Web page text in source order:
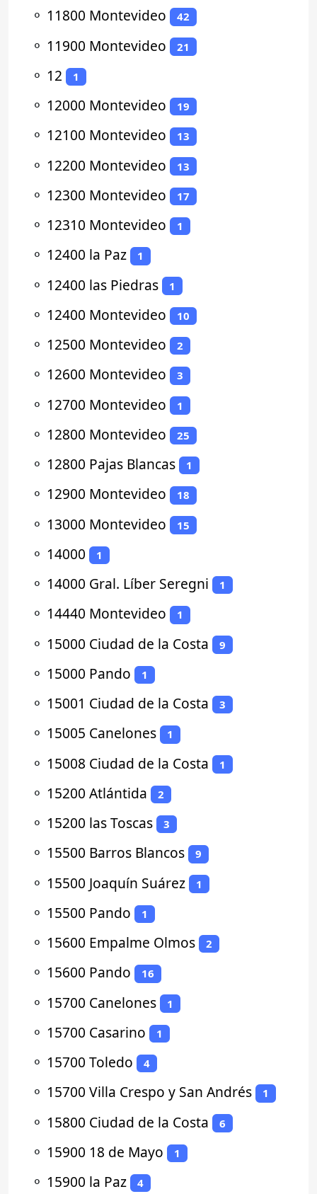
⚬ 11800 Montevideo 42
⚬ 11900 Montevideo 21
⚬ 12 1
⚬ 12000 Montevideo 19
⚬ 12100 Montevideo 13
⚬ 12200 Montevideo 13
⚬ 12300 Montevideo 17
⚬ 12310 Montevideo 1
⚬ 12400 la Paz 1
⚬ 12400 las Piedras 1
⚬ 12400 Montevideo 10
⚬ 12500 Montevideo 2
⚬ 12600 Montevideo 3
⚬ 12700 Montevideo 1
⚬ 12800 Montevideo 25
⚬ 12800 Pajas Blancas 1
⚬ 12900 Montevideo 18
⚬ 13000 Montevideo 15
⚬ 14000 1
⚬ 14000 Gral. Líber Seregni 1
⚬ 14440 Montevideo 1
⚬ 15000 Ciudad de la Costa 9
⚬ 15000 Pando 1
⚬ 15001 Ciudad de la Costa 3
⚬ 15005 Canelones 1
⚬ 15008 Ciudad de la Costa 1
⚬ 15200 Atlántida 2
⚬ 15200 las Toscas 3
⚬ 15500 Barros Blancos 9
⚬ 15500 Joaquín Suárez 1
⚬ 15500 Pando 1
⚬ 15600 Empalme Olmos 2
⚬ 15600 Pando 16
⚬ 15700 Canelones 1
⚬ 15700 Casarino 1
⚬ 15700 Toledo 4
⚬ 15700 Villa Crespo y San Andrés 1
⚬ 15800 Ciudad de la Costa 6
⚬ 15900 18 de Mayo 1
⚬ 15900 la Paz 4